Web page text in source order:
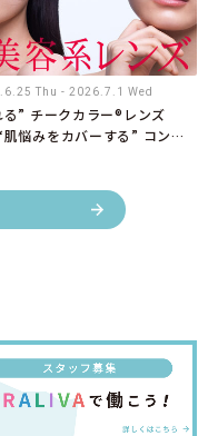
Thu - 2026.7.1 Wed
る” チークカラー®レンズ
肌悩みをカバーする” コンシ